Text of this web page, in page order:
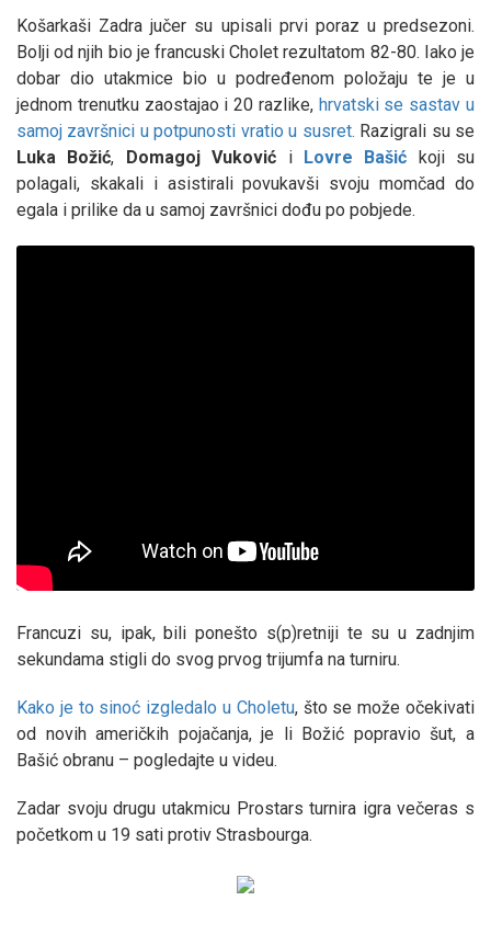
Košarkaši Zadra jučer su upisali prvi poraz u predsezoni.
Bolji od njih bio je francuski Cholet rezultatom 82-80. Iako je
dobar dio utakmice bio u podređenom položaju te je u
jednom trenutku zaostajao i 20 razlike, hrvatski se sastav u
samoj završnici u potpunosti vratio u susret. Razigrali su se
Luka Božić, Domagoj Vuković i Lovre Bašić koji su
polagali, skakali i asistirali povukavši svoju momčad do
egala i prilike da u samoj završnici dođu po pobjede.
Francuzi su, ipak, bili ponešto s(p)retniji te su u zadnjim
sekundama stigli do svog prvog trijumfa na turniru.
Kako je to sinoć izgledalo u Choletu, što se može očekivati
od novih američkih pojačanja, je li Božić popravio šut, a
Bašić obranu – pogledajte u videu.
Zadar svoju drugu utakmicu Prostars turnira igra večeras s
početkom u 19 sati protiv Strasbourga.